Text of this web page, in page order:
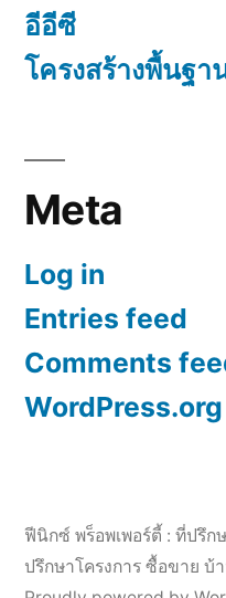
อีอีซี
โครงสร้างพื้นฐา
Meta
Log in
Entries feed
Comments
WordPress.org
ฟีนิกซ์ พร็อพเพอร์ตี้ : ที่ปรึก
ปรึกษาโครงการ ซื้อขาย